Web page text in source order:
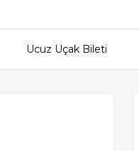
Ucuz Uçak Bileti